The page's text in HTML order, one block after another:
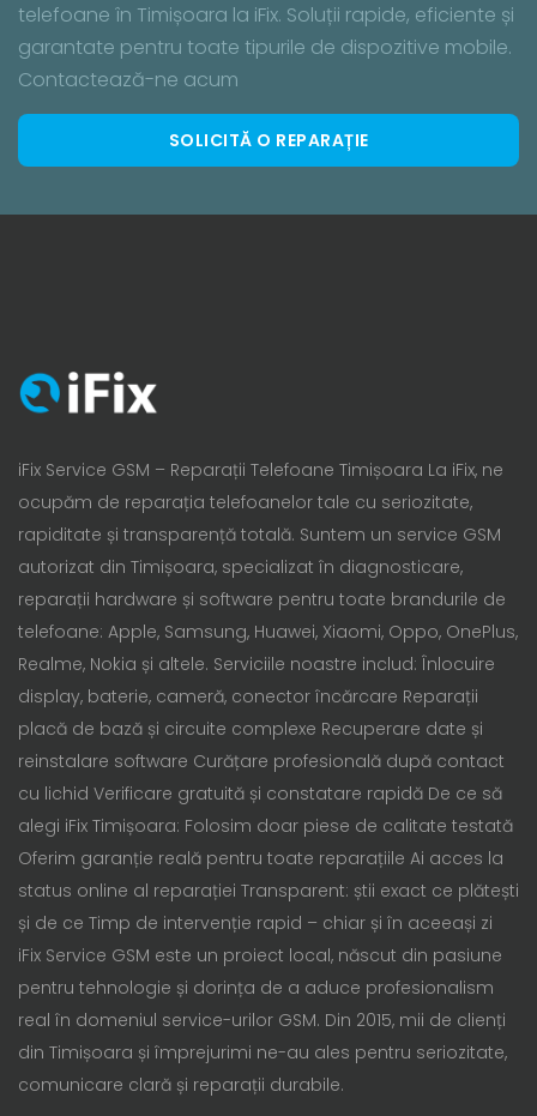
telefoane în Timișoara la iFix. Soluții rapide, eficiente și
garantate pentru toate tipurile de dispozitive mobile.
Contactează-ne acum
SOLICITĂ O REPARAȚIE
iFix Service GSM – Reparații Telefoane Timișoara La iFix, ne
ocupăm de reparația telefoanelor tale cu seriozitate,
rapiditate și transparență totală. Suntem un service GSM
autorizat din Timișoara, specializat în diagnosticare,
reparații hardware și software pentru toate brandurile de
telefoane: Apple, Samsung, Huawei, Xiaomi, Oppo, OnePlus,
Realme, Nokia și altele. Serviciile noastre includ: Înlocuire
display, baterie, cameră, conector încărcare Reparații
placă de bază și circuite complexe Recuperare date și
reinstalare software Curățare profesională după contact
cu lichid Verificare gratuită și constatare rapidă De ce să
alegi iFix Timișoara: Folosim doar piese de calitate testată
Oferim garanție reală pentru toate reparațiile Ai acces la
status online al reparației Transparent: știi exact ce plătești
și de ce Timp de intervenție rapid – chiar și în aceeași zi
iFix Service GSM este un proiect local, născut din pasiune
pentru tehnologie și dorința de a aduce profesionalism
real în domeniul service-urilor GSM. Din 2015, mii de clienți
din Timișoara și împrejurimi ne-au ales pentru seriozitate,
comunicare clară și reparații durabile.